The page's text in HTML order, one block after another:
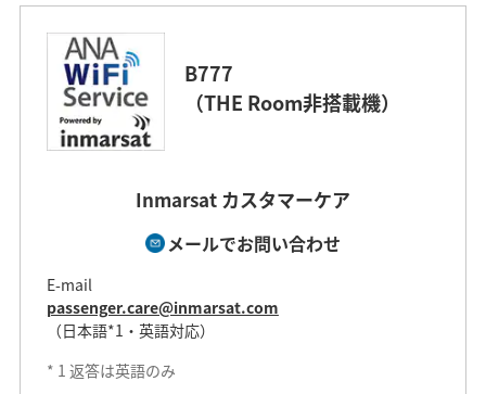
B777
（THE Room非搭載機）
Inmarsat カスタマーケア
メールでお問い合わせ
E-mail
passenger.care@inmarsat.com
（日本語*1・英語対応）
* 1 返答は英語のみ